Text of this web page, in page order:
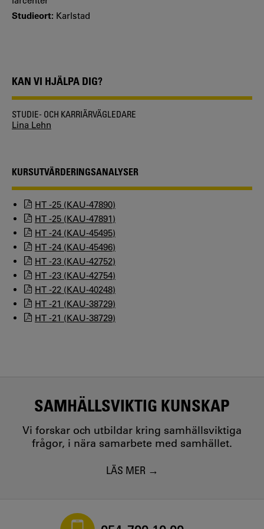
Studieort: Karlstad
KAN VI HJÄLPA DIG?
STUDIE- OCH KARRIÄRVÄGLEDARE
Lina Lehn
KURSUTVÄRDERINGSANALYSER
HT -25 (KAU-47890)
HT -25 (KAU-47891)
HT -24 (KAU-45495)
HT -24 (KAU-45496)
HT -23 (KAU-42752)
HT -23 (KAU-42754)
HT -22 (KAU-40248)
HT -21 (KAU-38729)
HT -21 (KAU-38729)
SAMHÄLLSVIKTIG KUNSKAP
Vi forskar och utbildar kring samhällsviktiga
frågor, i nära samarbete med samhället.
LÄS MER